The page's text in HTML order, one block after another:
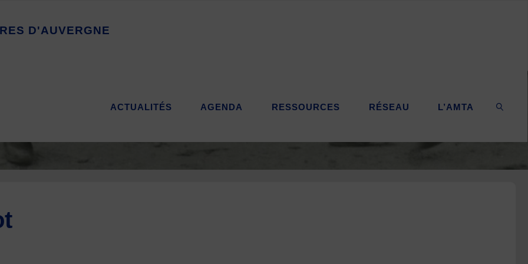
RES D'AUVERGNE
ACTUALITÉS AGENDA RESSOURCES RÉSEAU L’AMTA